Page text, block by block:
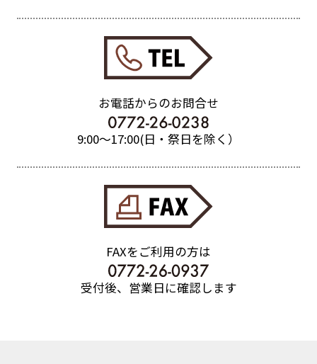
お電話からのお問合せ
9:00〜17:00(日・祭日を除く）
FAXをご利用の方は
受付後、営業日に確認します